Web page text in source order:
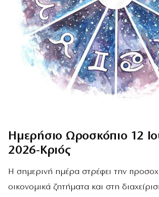
Ημερήσιο Ωροσκόπιο 12
2026-Κριός
Η σημερινή ημέρα στρέφει την
οικονομικά ζητήματα και στη